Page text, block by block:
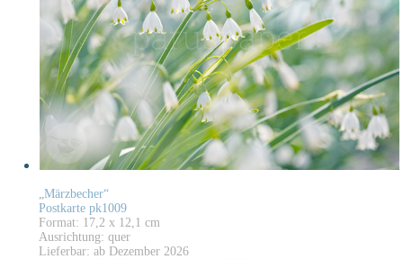
„Märzbecher“
Postkarte pk1009
Format: 17,2 x 12,1 cm
Ausrichtung: quer
Lieferbar: ab Dezember 2026